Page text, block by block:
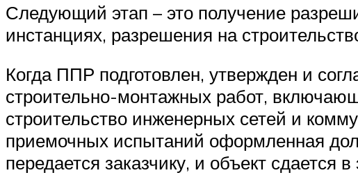
Следующий этап – это получение
инстанциях, разрешения на
Когда ППР подготовлен, утвержден и
строительно-монтажных работ,
строительство инженерных сетей и
приемочных испытаний оформленная
передается заказчику, и объект сдается